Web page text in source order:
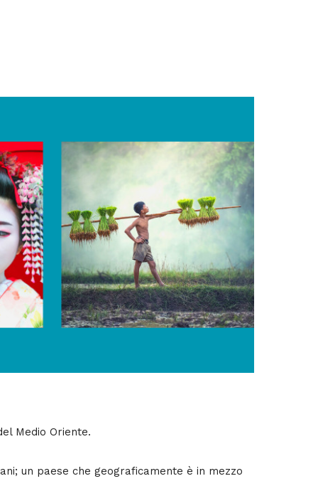
Medio Oriente.
un paese che geograficamente è in mezzo